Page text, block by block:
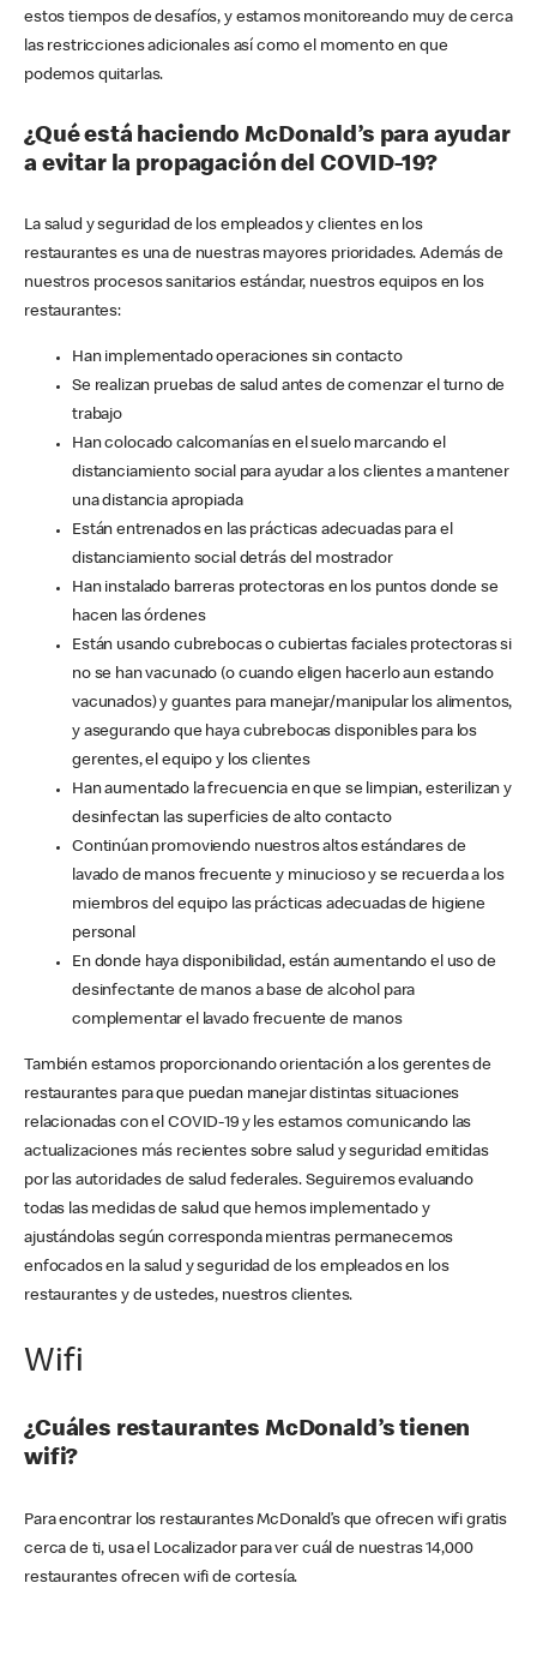
estos tiempos de desafíos, y estamos monitoreando muy de cerca
las restricciones adicionales así como el momento en que
podemos quitarlas.
¿Qué está haciendo McDonald’s para ayudar
a evitar la propagación del COVID-19?
La salud y seguridad de los empleados y clientes en los
restaurantes es una de nuestras mayores prioridades. Además de
nuestros procesos sanitarios estándar, nuestros equipos en los
restaurantes:
Han implementado operaciones sin contacto
Se realizan pruebas de salud antes de comenzar el turno de
trabajo
Han colocado calcomanías en el suelo marcando el
distanciamiento social para ayudar a los clientes a mantener
una distancia apropiada
Están entrenados en las prácticas adecuadas para el
distanciamiento social detrás del mostrador
Han instalado barreras protectoras en los puntos donde se
hacen las órdenes
Están usando cubrebocas o cubiertas faciales protectoras si
no se han vacunado (o cuando eligen hacerlo aun estando
vacunados) y guantes para manejar/manipular los alimentos,
y asegurando que haya cubrebocas disponibles para los
gerentes, el equipo y los clientes
Han aumentado la frecuencia en que se limpian, esterilizan y
desinfectan las superficies de alto contacto
Continúan promoviendo nuestros altos estándares de
lavado de manos frecuente y minucioso y se recuerda a los
miembros del equipo las prácticas adecuadas de higiene
personal
En donde haya disponibilidad, están aumentando el uso de
desinfectante de manos a base de alcohol para
complementar el lavado frecuente de manos
También estamos proporcionando orientación a los gerentes de
restaurantes para que puedan manejar distintas situaciones
relacionadas con el COVID-19 y les estamos comunicando las
actualizaciones más recientes sobre salud y seguridad emitidas
por las autoridades de salud federales. Seguiremos evaluando
todas las medidas de salud que hemos implementado y
ajustándolas según corresponda mientras permanecemos
enfocados en la salud y seguridad de los empleados en los
restaurantes y de ustedes, nuestros clientes.
Wifi
¿Cuáles restaurantes McDonald’s tienen
wifi?
Para encontrar los restaurantes McDonald’s que ofrecen wifi gratis
cerca de ti, usa el Localizador para ver cuál de nuestras 14,000
restaurantes ofrecen wifi de cortesía.